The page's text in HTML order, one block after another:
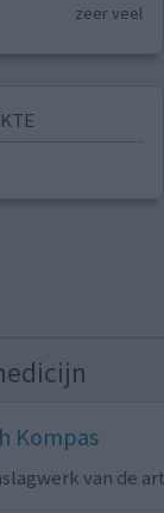
zeer veel
Kompas
van de